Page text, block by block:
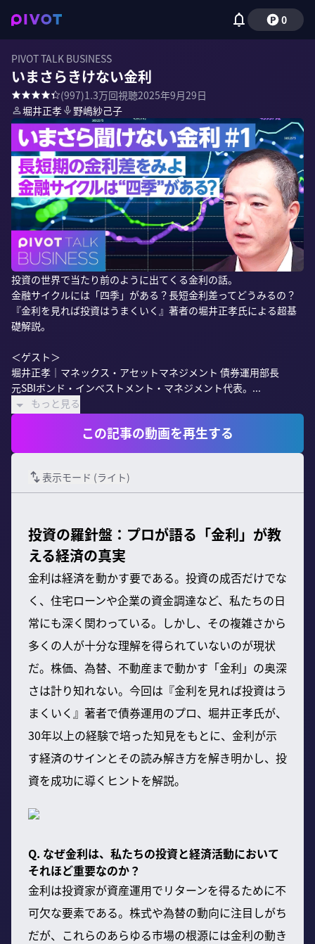
0
PIVOT TALK BUSINESS
いまさらきけない金利
(997)1.3万回視聴2025年9月29日
堀井正孝
野嶋紗己子
投資の世界で当たり前のように出てくる金利の話。
金融サイクルには「四季」がある？長短金利差ってどうみるの？
『金利を見れば投資はうまくいく』著者の堀井正孝氏による超基
礎解説。
＜ゲスト＞
堀井正孝｜マネックス・アセットマネジメント 債券運用部長
元SBIボンド・インベストメント・マネジメント代表。...
もっと見る
この記事の動画を再生する
表示モード (ライト)
投資の羅針盤：プロが語る「金利」が教
える経済の真実
金利は経済を動かす要である。投資の成否だけでな
く、住宅ローンや企業の資金調達など、私たちの日
常にも深く関わっている。しかし、その複雑さから
多くの人が十分な理解を得られていないのが現状
だ。株価、為替、不動産まで動かす「金利」の奥深
さは計り知れない。今回は『金利を見れば投資はう
まくいく』著者で債券運用のプロ、堀井正孝氏が、
30年以上の経験で培った知見をもとに、金利が示
す経済のサインとその読み解き方を解き明かし、投
資を成功に導くヒントを解説。
Q. なぜ金利は、私たちの投資と経済活動において
それほど重要なのか？
金利は投資家が資産運用でリターンを得るために不
可欠な要素である。株式や為替の動向に注目しがち
だが、これらのあらゆる市場の根源には金利の動き